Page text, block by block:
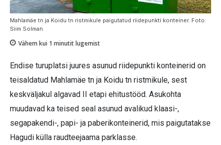
Mahlamäe tn ja Koidu tn ristmikule paigutatud riidepunkti konteiner. Foto:
Siim Solman.
Vähem kui 1 minutit lugemist
Endise turuplatsi juures asunud riidepunkti konteinerid on
teisaldatud Mahlamäe tn ja Koidu tn ristmikule, sest
keskväljakul algavad II etapi ehitustööd. Asukohta
muudavad ka teised seal asunud avalikud klaasi-,
segapakendi-, papi- ja paberikonteinerid, mis paigutatakse
Hagudi külla raudteejaama parklasse.